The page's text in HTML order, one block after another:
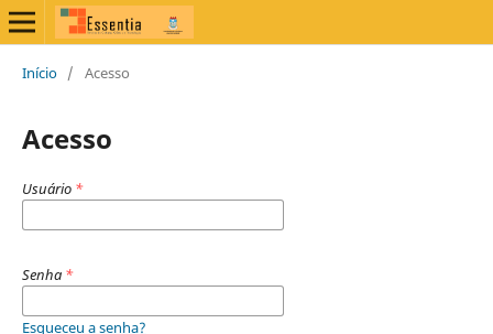
Início / Acesso
Acesso
Usuário *
Senha *
Esqueceu a senha?